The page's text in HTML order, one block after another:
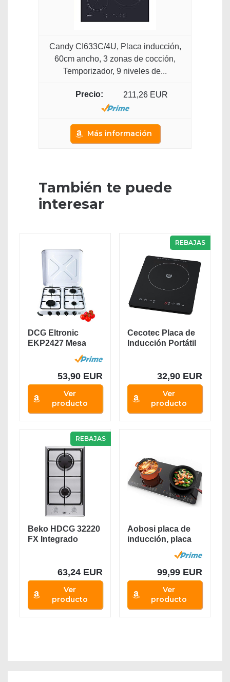
Candy CI633C/4U, Placa inducción,
60cm ancho, 3 zonas de cocción,
Temporizador, 9 niveles de...
211,26 EUR
Más información
También te puede
interesar
DCG Eltronic
EKP2427 Mesa
Encimera de gas
53,90 EUR
Ver
producto
REBAJAS
Cecotec Placa de
Inducción Portátil
32,90 EUR
Ver
producto
REBAJAS
Beko HDCG 32220
FX Integrado
63,24 EUR
Ver
producto
Aobosi placa de
inducción, placa
99,99 EUR
Ver
producto